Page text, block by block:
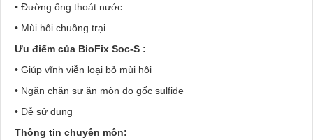
• Đường ống thoát nước
• Mùi hôi chuồng trại
Ưu điểm của BioFix Soc-S :
• Giúp vĩnh viễn loại bỏ mùi hôi
• Ngăn chặn sự ăn mòn do gốc sulfide
• Dễ sử dụng
Thông tin chuyên môn: